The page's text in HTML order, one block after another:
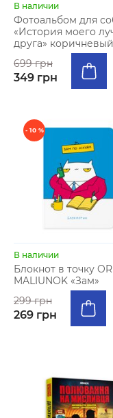
В наличии
Фотоальбом для
«История моего
друга» коричневый
699 грн
349 грн
- 10 %
В наличии
Блокнот в точку
MALIUNOK «Зам»
299 грн
269 грн